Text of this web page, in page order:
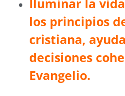
Iluminar la
los principios
cristiana,
decisiones
Evangelio.